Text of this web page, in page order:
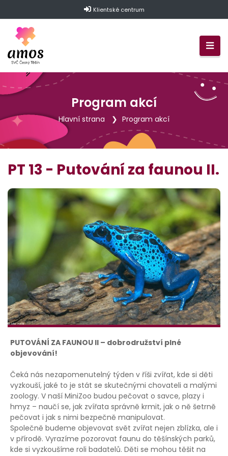
Klientské centrum
Program akcí
Hlavní strana Program akcí
PT 13 - Putování za faunou II.
PUTOVÁNÍ ZA FAUNOU II – dobrodružství plné
objevování!
Čeká nás nezapomenutelný týden v říši zvířat, kde si děti
vyzkouší, jaké to je stát se skutečnými chovateli a malými
zoology. V naší MiniZoo budou pečovat o savce, plazy i
hmyz – naučí se, jak zvířata správně krmit, jak o ně šetrně
pečovat i jak s nimi bezpečně manipulovat.
Společně budeme objevovat svět zvířat nejen zblízka, ale i
v přírodě. Vyrazíme pozorovat faunu do těšínských parků,
kde si vyzkoušíme roli badatelů. Děti se mohou těšit na